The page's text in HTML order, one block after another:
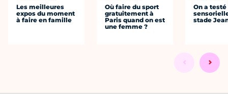
Les meilleures
expos du moment
à faire en famille
Où faire du sport
gratuitement à
Paris quand on est
une femme ?
On a
stade